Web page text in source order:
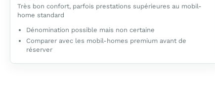
Très bon confort, parfois prestations supérieures au mobil-
home standard
Dénomination possible mais non certaine
Comparer avec les mobil-homes premium avant de
réserver